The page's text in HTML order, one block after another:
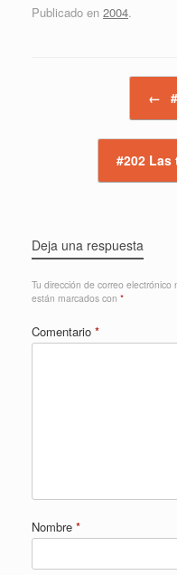
Publicado en 2004.
←
#202
Deja una respuesta
Tu dirección de correo electrónico
están marcados con *
Comentario *
Nombre *